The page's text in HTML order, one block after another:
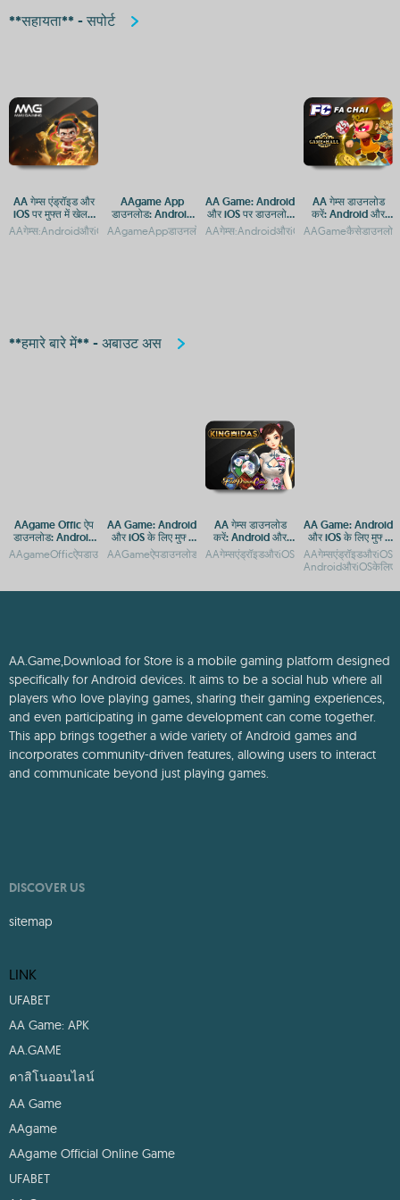
**सहायता** - सपोर्ट
AA गेम्स एंड्रॉइड और
iOS पर मुफ्त में खेलने
के लिए डाउनलोड करें
AAgame App
डाउनलोड: Android
और iOS के लिए गेमिंग
प्लेटफॉर्म
AA Game: Android
और iOS पर डाउनलोड
और एक्सेस गाइड
AAगेम्स:AndroidऔरiOSपरमुफ्तगेम्सकाअनुभव
AA गेम्स डाउनलोड
करें: Android और
iOS के लिए मुफ्त गेमिंग
ऐप
**हमारे बारे में** - अबाउट अस
AAgame Offic ऐप
डाउनलोड: Android
और iOS प्लेटफ़ॉर्म पर
एक्सेस गाइड
AA Game: Android
और iOS के लिए मुफ्त
डाउनलोड और एक्सेस
गाइड
AA गेम्स डाउनलोड
करें: Android और
iOS के लिए मुफ्त गेमिंग
ऐप
AA Game: Android
और iOS के लिए मुफ्त
डाउनलोड और प्ले गाइड
AA.Game,Download for Store is a mobile gaming platform designed
specifically for Android devices. It aims to be a social hub where all
players who love playing games, sharing their gaming experiences,
and even participating in game development can come together.
This app brings together a wide variety of Android games and
incorporates community-driven features, allowing users to interact
and communicate beyond just playing games.
DISCOVER US
sitemap
LINK
UFABET
AA Game: APK
AA.GAME
คาสิโนออนไลน์
AA Game
AAgame
AAgame Official Online Game
UFABET